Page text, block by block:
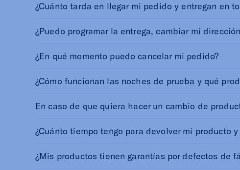
¿Cuánto tarda en llegar mi pedido y entregan en
¿Puedo programar la entrega, cambiar mi
¿En qué momento puedo cancelar mi pedido?
¿Cómo funcionan las noches de prueba y qué
En caso de que quiera hacer un cambio de
¿Cuánto tiempo tengo para devolver mi producto
¿Mis productos tienen garantías por defectos de